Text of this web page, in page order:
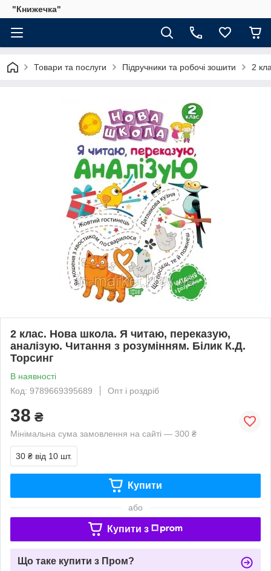
"Книжечка"
Товари та послуги Підручники та робочі зошити 2
2 клас. Нова школа. Я читаю, переказую,
аналізую. Читання з розумінням. Білик К.Д.
Торсинг
В наявності
Код: 9789669395689
Опт і роздріб
38 ₴
Мінімальна сума замовлення на сайті — 300 ₴
30 ₴ від 10 шт.
Купити
або
Купити з
Що таке купити з Пром?